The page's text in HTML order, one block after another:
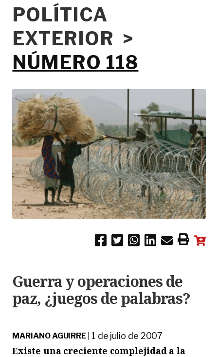
POLÍTICA
EXTERIOR >
NÚMERO 118
Guerra y operaciones de
paz, ¿juegos de palabras?
MARIANO AGUIRRE 1 de julio de 2007
Existe una creciente complejidad a la